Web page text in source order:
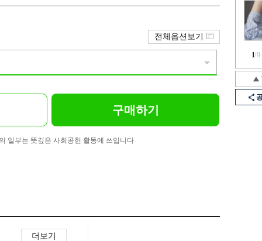
1/9
전체옵션보기
구매하기
일부는 뜻깊은 사회공헌 활동에 쓰입니다
더보기